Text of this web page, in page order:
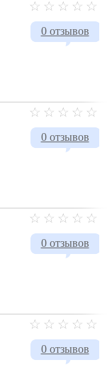
0 отзывов
0 отзывов
0 отзывов
0 отзывов